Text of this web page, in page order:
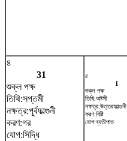
৪
31
শুক্ল পক্ষ
তিথি:সপ্তমী
নক্ষত্র:পূর্বফাল্গুনী
করণ:গর
যোগ:সিদ্ধি
৫
1
শুক্ল পক্ষ
তিথি:অষ্টমী
নক্ষত্র:উত্তরফাল্গুনী
করণ:বিষ্টি
যোগ:ব্যতীপাত